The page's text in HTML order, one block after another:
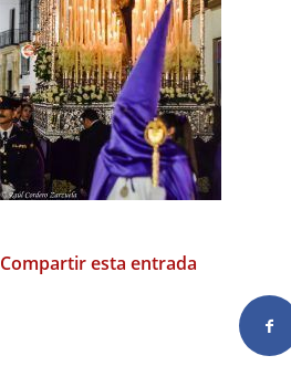
Compartir esta entrada